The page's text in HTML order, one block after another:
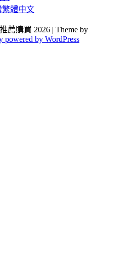
繁體中文
薦購買 2026 | Theme by
powered by WordPress